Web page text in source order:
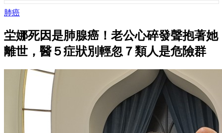
肺癌
坣娜死因是肺腺癌！老公心碎發聲抱著她
離世，醫５症狀別輕忽７類人是危險群